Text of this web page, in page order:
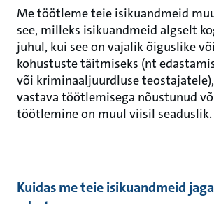
Me töötleme teie isikuandmeid
see, milleks isikuandmeid algselt
juhul, kui see on vajalik õiguslike
kohustuste täitmiseks (nt
või kriminaaljuurdluse
vastava töötlemisega nõustunud
töötlemine on muul viisil seaduslik.
Kuidas me teie isikuandmeid